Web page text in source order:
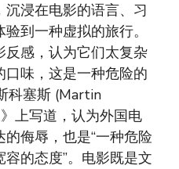
浸在电影的语言、习
到一种虚拟的旅行。
感，认为它们太复杂
味，这是一种危险的
科塞斯 (Martin
上写道，认为外国电
侮辱，也是“一种危险
的态度”。电影既是文